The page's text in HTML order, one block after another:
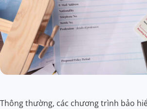
Thông thường, các chương trình bảo